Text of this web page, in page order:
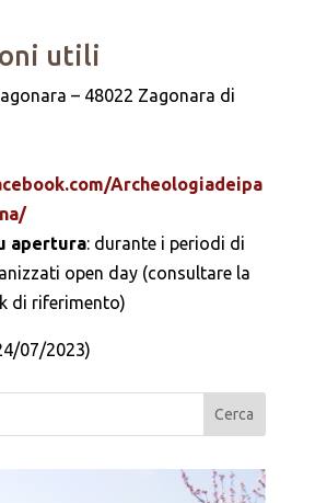
utili
– 48022 Zagonara di
Archeologiadeipa
apertura: durante i periodi di
open day (consultare la
di riferimento)
07/2023)